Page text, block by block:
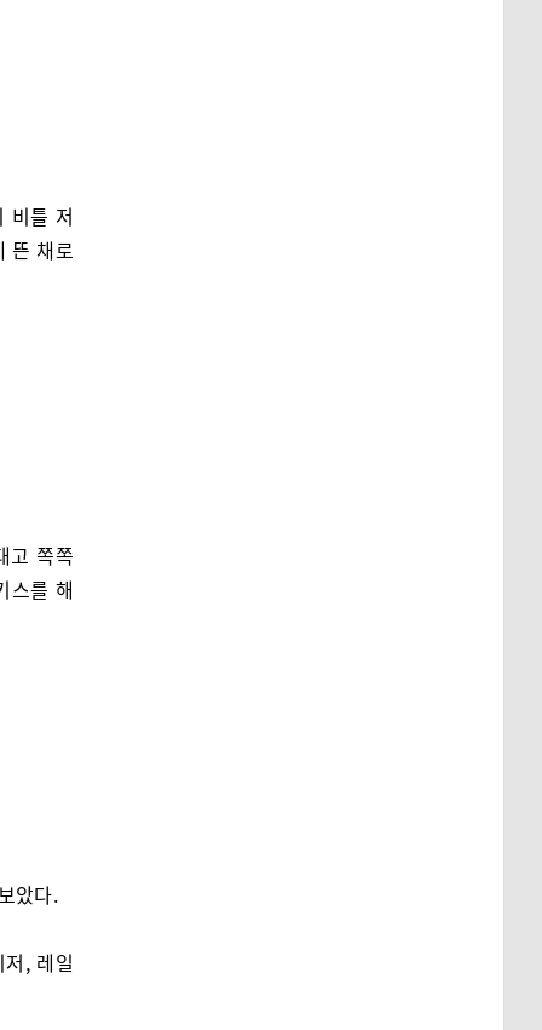
비틀 저
뜬 채로
고 쪽쪽
스를 해
았다.
, 레일